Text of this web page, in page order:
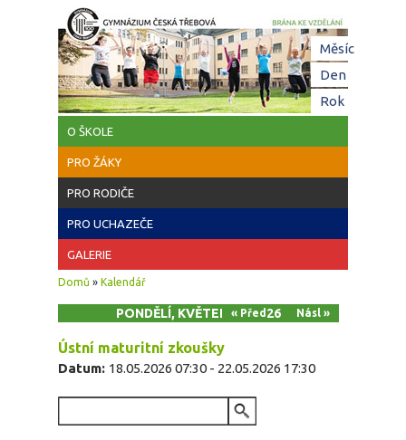
Přejít k hlavnímu obsahu
O ŠKOLE
PRO ŽÁKY
PRO RODIČE
PRO UCHAZEČE
GALERIE
Jste zde
Domů » Kalendář
PONDĚLÍ, KVĚTEN 18, 2026
« Před Násl »
Ústní maturitní zkoušky
Datum: 18.05.2026 07:30 - 22.05.2026 17:30
Měsíc
Den(aktivní
Rok